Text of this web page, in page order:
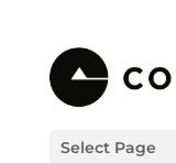
Select Page